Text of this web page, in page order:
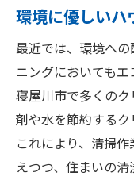
カーペッ
窓とサッ
エアコン
寝屋川市のハ
上させる方法
快適な住
ニング
環境に優しい
最近では、環境へ
ニングにおいてもエ
寝屋川市で多くの
剤や水を節約するク
これにより、清掃
えつつ、住まいの清